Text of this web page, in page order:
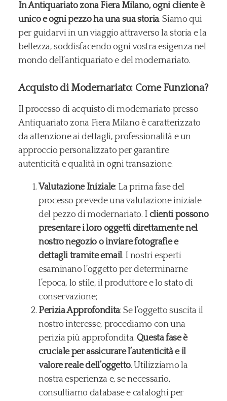
In Antiquariato zona Fiera Milano, ogni cliente è
unico e ogni pezzo ha una sua storia. Siamo qui
per guidarvi in un viaggio attraverso la storia e la
bellezza, soddisfacendo ogni vostra esigenza nel
mondo dell’antiquariato e del modernariato.
Acquisto di Modernariato: Come Funziona?
Il processo di acquisto di modernariato presso
Antiquariato zona Fiera Milano è caratterizzato
da attenzione ai dettagli, professionalità e un
approccio personalizzato per garantire
autenticità e qualità in ogni transazione.
Valutazione Iniziale: La prima fase del
processo prevede una valutazione iniziale
del pezzo di modernariato. Iclienti possono
presentare i loro oggetti direttamente nel
nostro negozio o inviare fotografie e
dettagli tramite email. I nostri esperti
esaminano l’oggetto per determinarne
l’epoca, lo stile, il produttore e lo stato di
conservazione;
Perizia Approfondita: Se l’oggetto suscita il
nostro interesse, procediamo con una
perizia più approfondita. Questa fase è
cruciale per assicurare l’autenticità e il
valore reale dell’oggetto. Utilizziamo la
nostra esperienza e, se necessario,
consultiamo database e cataloghi per